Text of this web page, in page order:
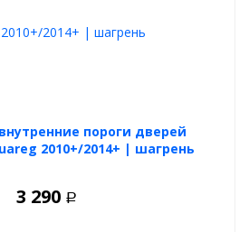
пороги дверей
2010+/2014+ | шагрень
3 290 Р